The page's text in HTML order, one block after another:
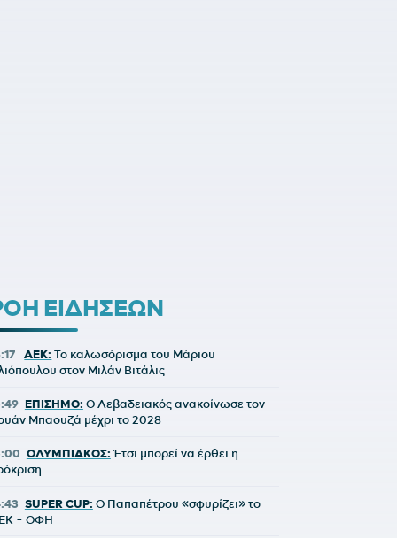
ΕΙΔΗΣΕΩΝ
ΑΕΚ: Το καλωσόρισμα του Μάριου
στον Μιλάν Βιτάλις
ΕΠΙΣΗΜΟ: Ο Λεβαδειακός ανακοίνωσε τον
Μπαουζά μέχρι το 2028
ΟΛΥΜΠΙΑΚΟΣ:Έτσι μπορεί να έρθει η
SUPER CUP: Ο Παπαπέτρου «σφυρίζει» το
- ΟΦΗ